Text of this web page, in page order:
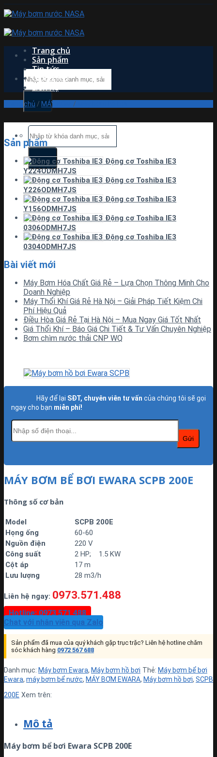
Skip
to
content
Tìm
kiếm:
Tìm
kiếm:
Trang chủ
Sản phẩm
Tin tức
Giới thiệu
Liên hệ
Trang chủ / MÁY BƠM /
Sản phẩm
Động cơ Toshiba IE3
Y224ODMH7JS
Động cơ Toshiba IE3
Y226ODMH7JS
Động cơ Toshiba IE3
Y156ODMH7JS
Động cơ Toshiba IE3
0306ODMH7JS
Động cơ Toshiba IE3
0304ODMH7JS
Bài viết mới
Máy Bơm Hóa Chất Giá Rẻ – Lựa Chọn Thông Minh Cho
Doanh Nghiệp
Máy Thổi Khí Giá Rẻ Hà Nội – Giải Pháp Tiết Kiệm Chi
Phí Hiệu Quả
Điều Hòa Giá Rẻ Tại Hà Nội – Mua Ngay Giá Tốt Nhất
Giá Thổi Khí – Báo Giá Chi Tiết & Tư Vấn Chuyên Nghiệp
Bơm chìm nước thải CNP WQ
Hãy để lại SĐT, chuyên viên tư vấn của chúng tôi sẽ gọi
ngay cho bạn miễn phí!
MÁY BƠM BỂ BƠI EWARA SCPB 200E
Thông số cơ bản
Model
SCPB 200E
Họng ống
60-60
Nguồn điện
220 V
Công suất
2 HP; 1.5 KW
Cột áp
17 m
Lưu lượng 28 m3/h
Liên hệ ngay: 0973.571.488
Hotline: 0973 571 488
Chat với nhân viên qua Zalo
Sản phẩm đã mua của quý khách gặp trục trặc? Liên hệ hotline chăm
sóc khách hàng 0972 567 688
Danh mục: Máy bơm Ewara, Máy bơm hồ bơi Thẻ: Máy bơm bể bơi
Ewara, máy bơm bể nước, MÁY BƠM EWARA, Máy bơm hồ bơi, SCPB
200E Xem trên:
Mô tả
Máy bơm bể bơi Ewara SCPB 200E